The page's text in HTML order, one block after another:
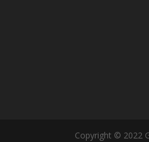
Copyright © 2022